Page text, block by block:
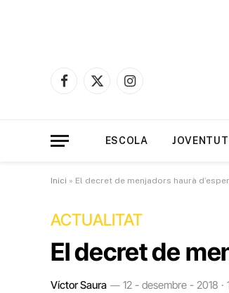
Facebook
X
Instagram
ESCOLA
Inici » El decret de menjadors haurà
ACTUALITAT
El decret de
Víctor Saura 12 - desembre - 2018 ·